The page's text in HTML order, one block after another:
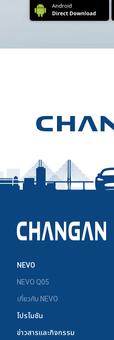
NEVO
NEVO Q05
เกี่ยวกับ NEVO
โปรโมชัน
ข่าวสารและกิจกรรม